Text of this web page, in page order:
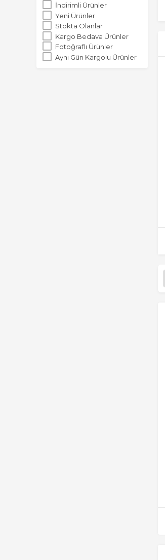
İndirimli Ürünler
Yeni Ürünler
Stokta Olanlar
Kargo Bedava Ürünler
Fotoğraflı Ürünler
Aynı Gün Kargolu Ürünler